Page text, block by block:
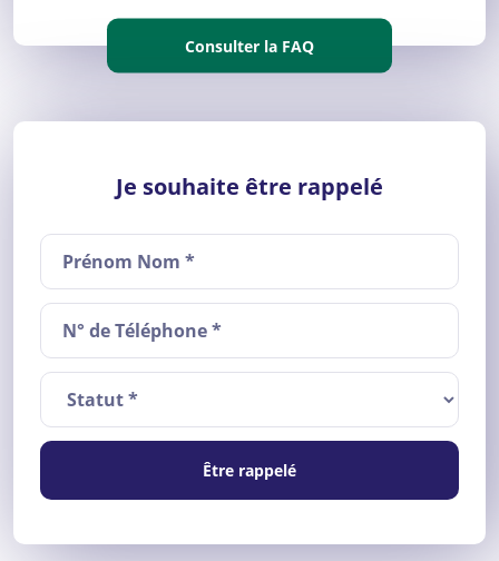
Consulter la FAQ
Je souhaite être rappelé
Être rappelé